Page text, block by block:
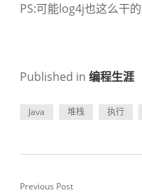
PS:可能log4j也这么干
Published in 编程生涯
Java 堆栈 执行
Previous Post